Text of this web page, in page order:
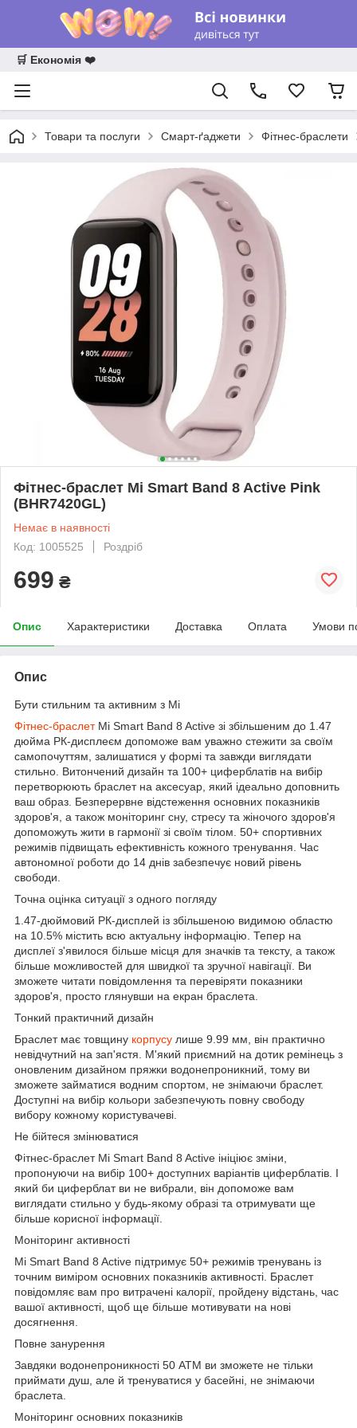
🛒 Економія ❤️
Товари та послуги Смарт-ґаджети Фітнес-браслети
Фітнес-браслет Mi Smart Band 8 Active Pink
(BHR7420GL)
Немає в наявності
Код: 1005525
Роздріб
699 ₴
Опис Характеристики Доставка Оплата Умови
Опис
Бути стильним та активним з Mi
Фітнес-браслетMi Smart Band 8 Active зі збільшеним до 1.47
дюйма РК-дисплеєм допоможе вам уважно стежити за своїм
самопочуттям, залишатися у формі та завжди виглядати
стильно. Витончений дизайн та 100+ циферблатів на вибір
перетворюють браслет на аксесуар, який ідеально доповнить
ваш образ. Безперервне відстеження основних показників
здоров'я, а також моніторинг сну, стресу та жіночого здоров'я
допоможуть жити в гармонії зі своїм тілом. 50+ спортивних
режимів підвищать ефективність кожного тренування. Час
автономної роботи до 14 днів забезпечує новий рівень
свободи.
Точна оцінка ситуації з одного погляду
1.47-дюймовий РК-дисплей із збільшеною видимою областю
на 10.5% містить всю актуальну інформацію. Тепер на
дисплеї з'явилося більше місця для значків та тексту, а також
більше можливостей для швидкої та зручної навігації. Ви
зможете читати повідомлення та перевіряти показники
здоров'я, просто глянувши на екран браслета.
Тонкий практичний дизайн
Браслет має товщину корпусу лише 9.99 мм, він практично
невідчутний на зап'ястя. М'який приємний на дотик ремінець з
оновленим дизайном пряжки водонепроникний, тому ви
зможете займатися водним спортом, не знімаючи браслет.
Доступні на вибір кольори забезпечують повну свободу
вибору кожному користувачеві.
Не бійтеся змінюватися
Фітнес-браслет Mi Smart Band 8 Active ініціює зміни,
пропонуючи на вибір 100+ доступних варіантів циферблатів. І
який би циферблат ви не вибрали, він допоможе вам
виглядати стильно у будь-якому образі та отримувати ще
більше корисної інформації.
Моніторинг активності
Mi Smart Band 8 Active підтримує 50+ режимів тренувань із
точним виміром основних показників активності. Браслет
повідомляє вам про витрачені калорії, пройдену відстань, час
вашої активності, щоб ще більше мотивувати на нові
досягнення.
Повне занурення
Завдяки водонепроникності 50 АТМ ви зможете не тільки
приймати душ, але й тренуватися у басейні, не знімаючи
браслета.
Моніторинг основних показників